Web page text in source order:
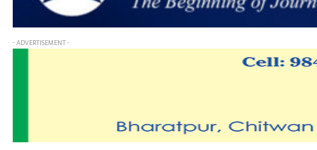
- ADVERTISEMENT -